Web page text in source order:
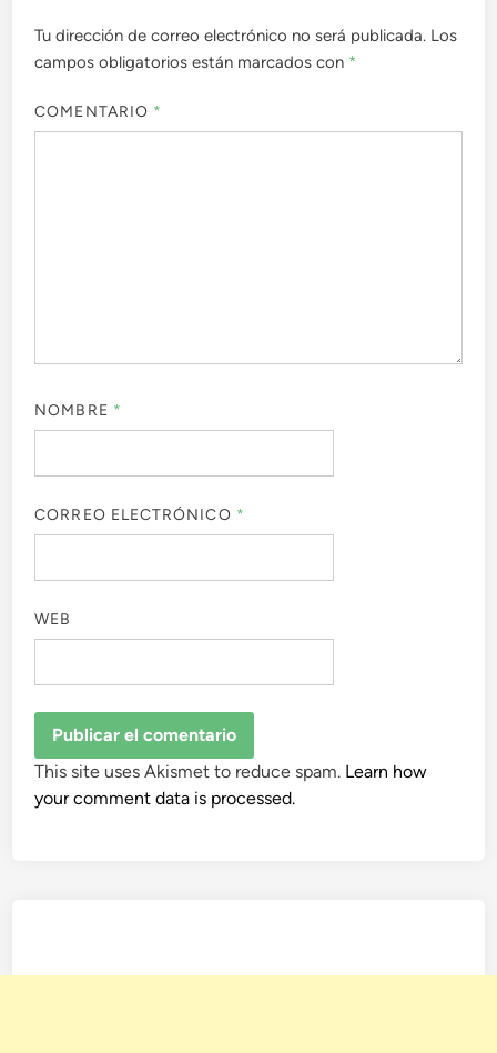
Tu dirección de correo electrónico no será publicada. Los
campos obligatorios están marcados con *
COMENTARIO *
NOMBRE *
CORREO ELECTRÓNICO *
WEB
This site uses Akismet to reduce spam. Learn how
your comment data is processed.